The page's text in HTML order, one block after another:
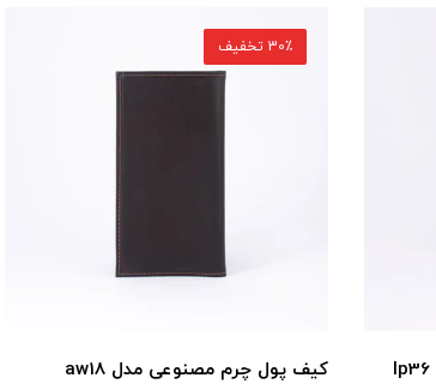
کیف پول چرم مصنوعی مدل aw18
30٪ تخفیف